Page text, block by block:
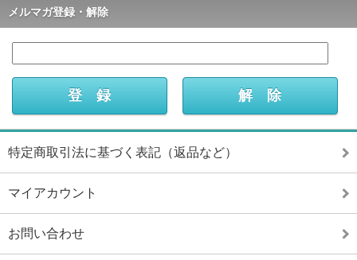
メルマガ登録・解除
特定商取引法に基づく表記（返品など）
マイアカウント
お問い合わせ